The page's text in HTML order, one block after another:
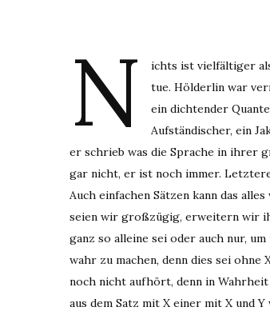
N
ichts ist vielfältiger
tue. Hölderlin war
ein dichtender
Aufständischer, ein
er schrieb was die Sprache in ihrer
gar nicht, er ist noch immer.
Auch einfachen Sätzen kann das
seien wir großzügig, erweitern wir
ganz so alleine sei oder auch nur,
wahr zu machen, denn dies sei ohne
noch nicht aufhört, denn in
aus dem Satz mit X einer mit X und